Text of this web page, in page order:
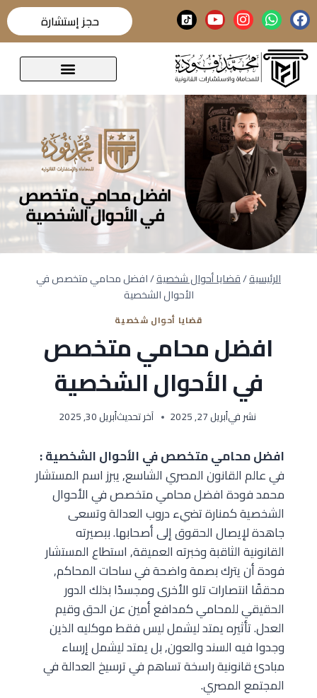
حجز إستشارة
الرئيسية/قضايا أحوال شخصية/افضل محامي متخصص في
الأحوال الشخصية
قضايا أحوال شخصية
افضل محامي متخصص
في الأحوال الشخصية
نشر فيأبريل 27, 2025 آخر تحديثأبريل 30, 2025
افضل محامي متخصص في الأحوال الشخصية :
في عالم القانون المصري الشاسع, يبرز اسم المستشار
محمد فودة افضل محامي متخصص في الأحوال
الشخصية كمنارة تضيء دروب العدالة وتسعى
جاهدة لإيصال الحقوق إلى أصحابها. ببصيرته
القانونية الثاقبة وخبرته العميقة, استطاع المستشار
فودة أن يترك بصمة واضحة في ساحات المحاكم,
محققًا انتصارات تلو الأخرى ومجسدًا بذلك الدور
الحقيقي للمحامي كمدافع أمين عن الحق وقيم
العدل. تأثيره يمتد ليشمل ليس فقط موكليه الذين
وجدوا فيه السند والعون, بل يمتد ليشمل إرساء
مبادئ قانونية راسخة تساهم في ترسيخ العدالة في
المجتمع المصري.